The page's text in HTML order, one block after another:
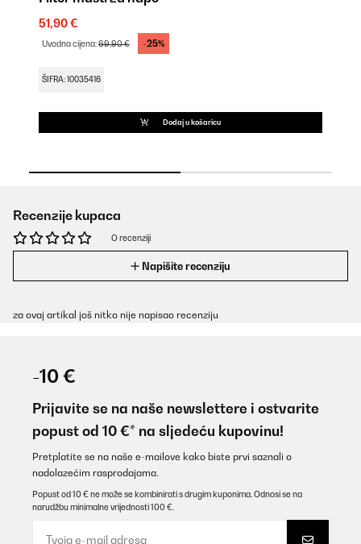
51,90 €
Uvodna cijena:69,90 € -25%
ŠIFRA: 10035416
Dodaj u košaricu
Recenzije kupaca
O recenziji
Napišite recenziju
za ovaj artikal još nitko nije napisao recenziju
-10 €
Prijavite se na naše newslettere i ostvarite
popust od 10 €* na sljedeću kupovinu!
Pretplatite se na naše e-mailove kako biste prvi saznali o
nadolazećim rasprodajama.
Popust od 10 € ne može se kombinirati s drugim kuponima. Odnosi se na
narudžbu minimalne vrijednosti 100 €.